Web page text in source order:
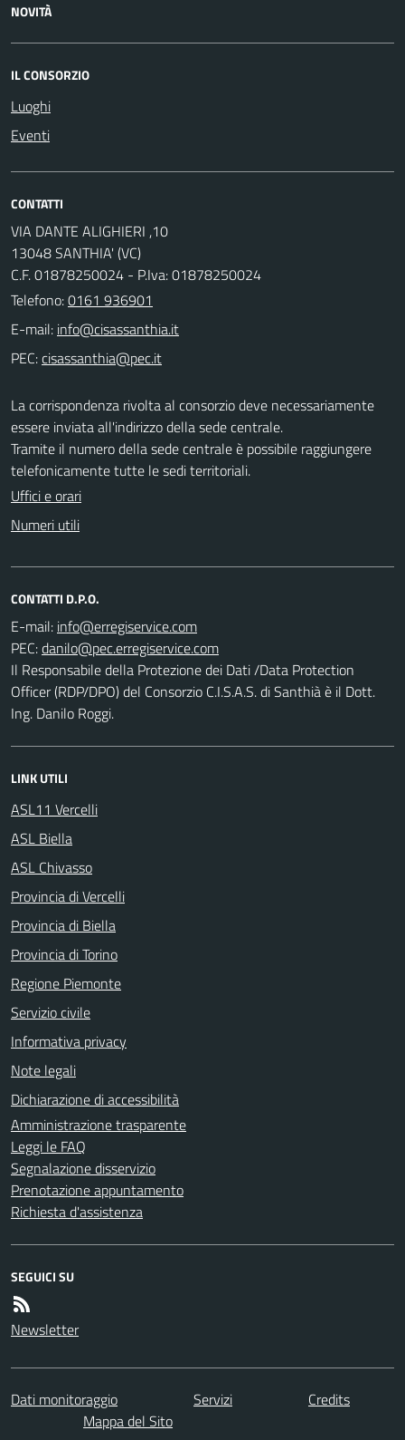
NOVITÀ
IL CONSORZIO
Luoghi
Eventi
CONTATTI
VIA DANTE ALIGHIERI ,10
13048 SANTHIA' (VC)
C.F. 01878250024 - P.Iva: 01878250024
Telefono:0161 936901
E-mail:
PEC:
La corrispondenza rivolta al consorzio deve necessariamente
essere inviata all'indirizzo della sede centrale.
Tramite il numero della sede centrale è possibile raggiungere
telefonicamente tutte le sedi territoriali.
Uffici e orari
Numeri utili
CONTATTI D.P.O.
E-mail:
PEC:
Il Responsabile della Protezione dei Dati /Data Protection
Officer (RDP/DPO) del Consorzio C.I.S.A.S. di Santhià è il Dott.
Ing. Danilo Roggi.
LINK UTILI
ASL11 Vercelli
ASL Biella
ASL Chivasso
Provincia di Vercelli
Provincia di Biella
Provincia di Torino
Regione Piemonte
Servizio civile
Informativa privacy
Note legali
Dichiarazione di accessibilità
Amministrazione trasparente
Leggi le FAQ
Segnalazione disservizio
Prenotazione appuntamento
Richiesta d'assistenza
SEGUICI SU
Newsletter
Dati monitoraggio Servizi
Credits
Mappa del Sito